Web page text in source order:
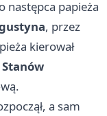
następca papieża
, przez
kierował
a sam